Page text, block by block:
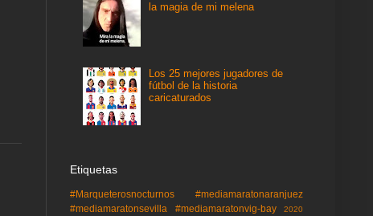
la magia de mi melena
Los 25 mejores jugadores de
fútbol de la historia
caricaturados
Etiquetas
#Marqueterosnocturnos
#mediamaratonaranjuez
#mediamaratonsevilla
#mediamaratonvig-bay
2020